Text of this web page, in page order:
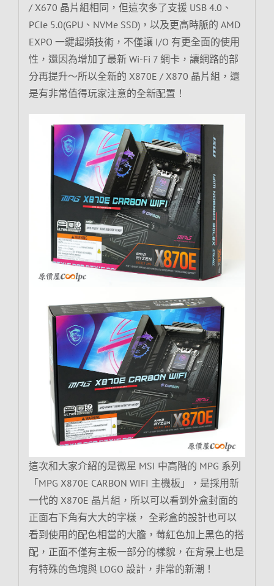
/ X670 晶片組相同，但這次多了支援 USB 4.0、
PCIe 5.0(GPU、NVMe SSD)，以及更高時脈的 AMD
EXPO 一鍵超頻技術，不僅讓 I/O 有更全面的使用
性，還因為增加了最新 Wi-Fi 7 網卡，讓網路的部
分再提升～所以全新的 X870E / X870 晶片組，還
是有非常值得玩家注意的全新配置！
這次和大家介紹的是微星 MSI 中高階的 MPG 系列
「MPG X870E CARBON WIFI 主機板」，是採用新
一代的 X870E 晶片組，所以可以看到外盒封面的
正面右下角有大大的字樣， 全彩盒的設計也可以
看到使用的配色相當的大膽，莓紅色加上黑色的搭
配，正面不僅有主板一部分的樣貌，在背景上也是
有特殊的色塊與 LOGO 設計，非常的新潮！